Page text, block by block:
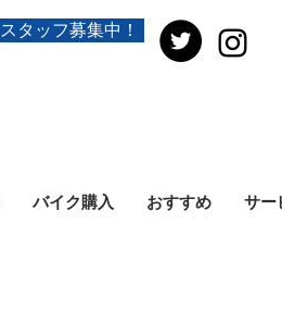
スタッフ募集中！
バイク購入 おすすめ サー